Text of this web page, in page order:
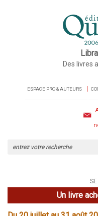
Des livres
ESPACE PRO & AUTEURS
Un livre